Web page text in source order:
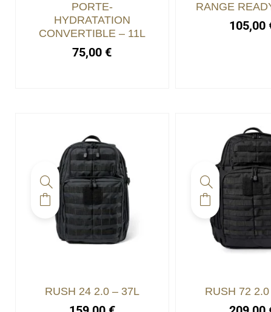
PORTE-
HYDRATATION
CONVERTIBLE – 11L
75,00€
RANGE
105,00
RUSH 24 2.0 – 37L RUSH 72